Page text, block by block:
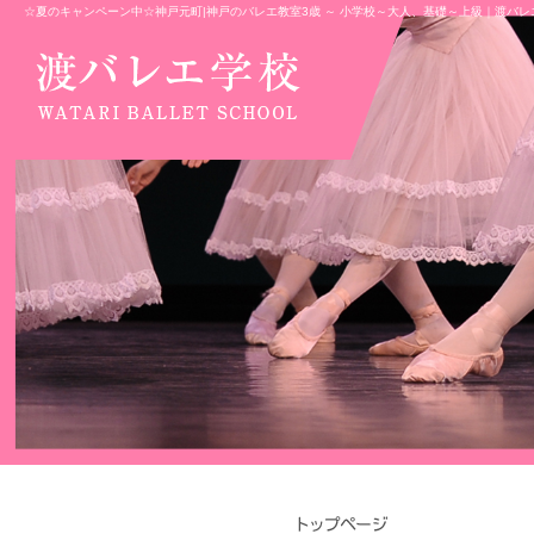
☆夏のキャンペーン中☆神戸元町|神戸のバレエ教室3歳 ～ 小学校～大人、基礎～上級｜渡バレ